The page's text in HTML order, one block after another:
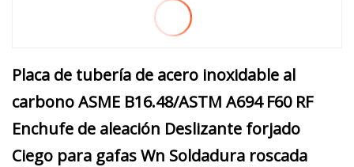
Placa de tubería de acero inoxidable al
carbono ASME B16.48/ASTM A694 F60 RF
Enchufe de aleación Deslizante forjado
Ciego para gafas Wn Soldadura roscada